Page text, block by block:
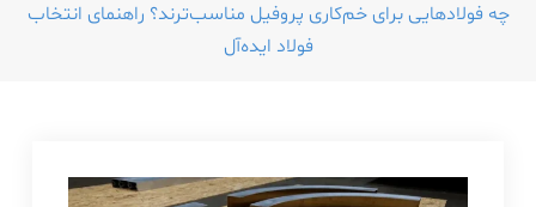
چه فولادهایی برای خم‌کاری پروفیل مناسب‌ترند؟ راهنمای انتخاب
فولاد ایده‌آل